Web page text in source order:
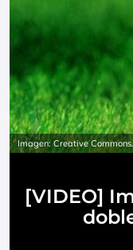
Imagen: Creative
[VIDEO]